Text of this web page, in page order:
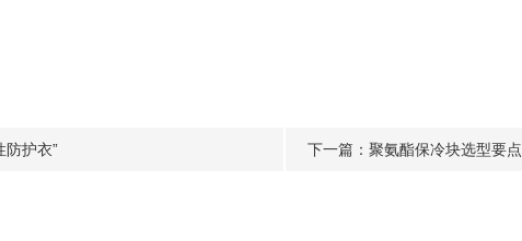
护衣” 下一篇： 聚氨酯保冷块选型要点